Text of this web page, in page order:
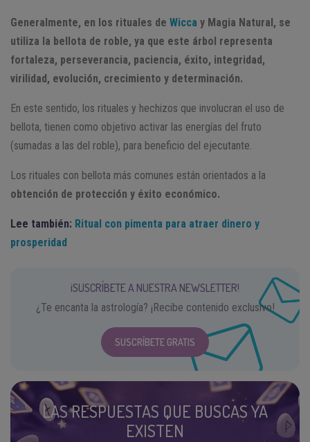
Generalmente, en los rituales de Wicca y Magia Natural, se
utiliza la bellota de roble, ya que este árbol representa
fortaleza, perseverancia, paciencia, éxito, integridad,
virilidad, evolución, crecimiento y determinación.
En este sentido, los rituales y hechizos que involucran el uso de
bellota, tienen como objetivo activar las energías del fruto
(sumadas a las del roble), para beneficio del ejecutante.
Los rituales con bellota más comunes están orientados a la
obtención de protección y éxito económico.
Lee también: Ritual con pimenta para atraer dinero y
prosperidad
¡SUSCRÍBETE A NUESTRA NEWSLETTER!
¿Te encanta la astrología? ¡Recibe contenido exclusivo!
SUSCRÍBETE GRATIS
LAS RESPUESTAS QUE BUSCAS YA
EXISTEN